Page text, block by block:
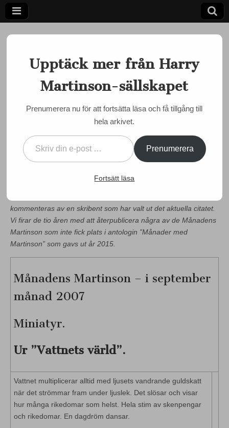
Harry
Martinson-
sällskapet
Ett författarskap som fångar daggdroppen och speglar
kosmos
Månadens Martinson
september – da capo
admin•11 september, 2017•0 Comments
kommenteras av en skribent som har valt ut det aktuella citatet.
Vi firar de tio åren med att återpublicera några av de Månadens
Martinson som inte fick plats i antologin ”Månader med
Martinson” som gavs ut år 2015.
Månadens Martinson – i september
månad 2007
Miniatyr.
Ur ”Vattnets värld”.
Vattnet multiplicerar alltid med ljusets vandrande guldskatt
när det strömmar fram under ljuslek. Det slösar och visar
hur många rikedomar som helst. Hela stim av skenpengar
och rikedomar. En dagdröm dansar.
Upptäck mer från Harry
Martinson-sällskapet
Prenumerera nu för att fortsätta läsa och få tillgång till
hela arkivet.
Prenumerera
Fortsätt läsa